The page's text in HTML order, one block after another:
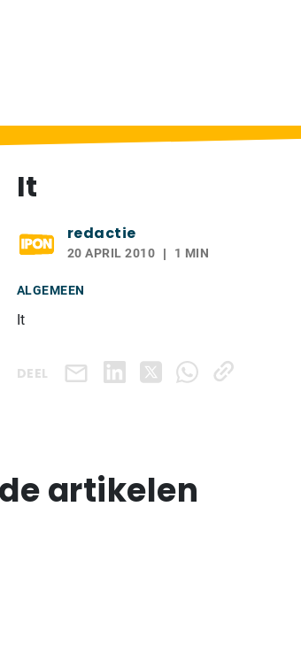
It
redactie
20 APRIL 2010 1 MIN
ALGEMEEN
It
DEEL
artikelen